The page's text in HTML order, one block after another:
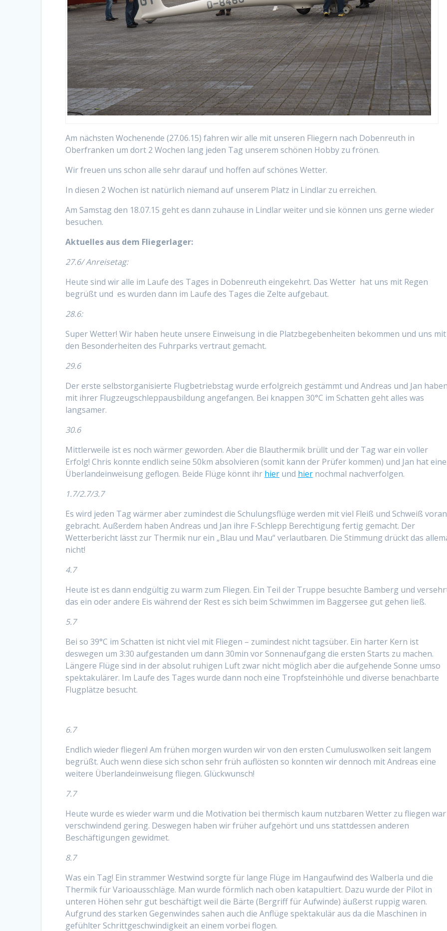
Am nächsten Wochenende (27.06.15) fahren wir alle mit unseren Fliegern nach Dobenreuth in
Oberfranken um dort 2 Wochen lang jeden Tag unserem schönen Hobby zu frönen.
Wir freuen uns schon alle sehr darauf und hoffen auf schönes Wetter.
In diesen 2 Wochen ist natürlich niemand auf unserem Platz in Lindlar zu erreichen.
Am Samstag den 18.07.15 geht es dann zuhause in Lindlar weiter und sie können uns gerne wieder
besuchen.
Aktuelles aus dem Fliegerlager:
27.6/ Anreisetag:
Heute sind wir alle im Laufe des Tages in Dobenreuth eingekehrt. Das Wetter hat uns mit Regen
begrüßt und es wurden dann im Laufe des Tages die Zelte aufgebaut.
28.6:
Super Wetter! Wir haben heute unsere Einweisung in die Platzbegebenheiten bekommen und uns mit
den Besonderheiten des Fuhrparks vertraut gemacht.
29.6
Der erste selbstorganisierte Flugbetriebstag wurde erfolgreich gestämmt und Andreas und Jan
mit ihrer Flugzeugschleppausbildung angefangen. Bei knappen 30°C im Schatten geht alles was
langsamer.
30.6
Mittlerweile ist es noch wärmer geworden. Aber die Blauthermik brüllt und der Tag war ein voller
Erfolg! Chris konnte endlich seine 50km absolvieren (somit kann der Prüfer kommen) und Jan hat eine
Überlandeinweisung geflogen. Beide Flüge könnt ihr hier und hier nochmal nachverfolgen.
1.7/2.7/3.7
Es wird jeden Tag wärmer aber zumindest die Schulungsflüge werden mit viel Fleiß und Schweiß voran
gebracht. Außerdem haben Andreas und Jan ihre F-Schlepp Berechtigung fertig gemacht. Der
Wetterbericht lässt zur Thermik nur ein „Blau und Mau“ verlautbaren. Die Stimmung drückt das
nicht!
4.7
Heute ist es dann endgültig zu warm zum Fliegen. Ein Teil der Truppe besuchte Bamberg und
das ein oder andere Eis während der Rest es sich beim Schwimmen im Baggersee gut gehen ließ.
5.7
Bei so 39°C im Schatten ist nicht viel mit Fliegen – zumindest nicht tagsüber. Ein harter Kern ist
deswegen um 3:30 aufgestanden um dann 30min vor Sonnenaufgang die ersten Starts zu machen.
Längere Flüge sind in der absolut ruhigen Luft zwar nicht möglich aber die aufgehende Sonne umso
spektakulärer. Im Laufe des Tages wurde dann noch eine Tropfsteinhöhle und diverse benachbarte
Flugplätze besucht.
6.7
Endlich wieder fliegen! Am frühen morgen wurden wir von den ersten Cumuluswolken seit langem
begrüßt. Auch wenn diese sich schon sehr früh auflösten so konnten wir dennoch mit Andreas eine
weitere Überlandeinweisung fliegen. Glückwunsch!
7.7
Heute wurde es wieder warm und die Motivation bei thermisch kaum nutzbaren Wetter zu fliegen war
verschwindend gering. Deswegen haben wir früher aufgehört und uns stattdessen anderen
Beschäftigungen gewidmet.
8.7
Was ein Tag! Ein strammer Westwind sorgte für lange Flüge im Hangaufwind des Walberla und die
Thermik für Varioausschläge. Man wurde förmlich nach oben katapultiert. Dazu wurde der Pilot in
unteren Höhen sehr gut beschäftigt weil die Bärte (Bergriff für Aufwinde) äußerst ruppig waren.
Aufgrund des starken Gegenwindes sahen auch die Anflüge spektakulär aus da die Maschinen in
gefühlter Schrittgeschwindigkeit an einem vorbei flogen.